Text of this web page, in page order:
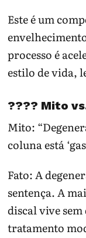
Este é um
processo é
estilo de vida,
???? Mito
Mito:
coluna está
Fato:A
sentença. A
discal vive
tratamento